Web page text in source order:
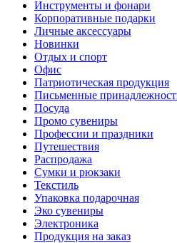
Инструменты и фонари
Корпоративные подарки
Личные аксессуары
Новинки
Отдых и спорт
Офис
Патриотическая продукция
Письменные
Посуда
Промо сувениры
Профессии и праздники
Путешествия
Распродажа
Сумки и рюкзаки
Текстиль
Упаковка подарочная
Эко сувениры
Электроника
Продукция на заказ